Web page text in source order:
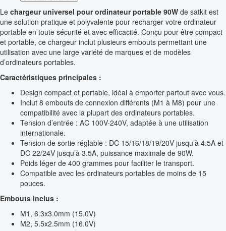
Le chargeur universel pour ordinateur portable 90W de satkit est
une solution pratique et polyvalente pour recharger votre ordinateur
portable en toute sécurité et avec efficacité. Conçu pour être compact
et portable, ce chargeur inclut plusieurs embouts permettant une
utilisation avec une large variété de marques et de modèles
d’ordinateurs portables.
Caractéristiques principales :
Design compact et portable, idéal à emporter partout avec vous.
Inclut 8 embouts de connexion différents (M1 à M8) pour une
compatibilité avec la plupart des ordinateurs portables.
Tension d’entrée : AC 100V-240V, adaptée à une utilisation
internationale.
Tension de sortie réglable : DC 15/16/18/19/20V jusqu’à 4.5A et
DC 22/24V jusqu’à 3.5A, puissance maximale de 90W.
Poids léger de 400 grammes pour faciliter le transport.
Compatible avec les ordinateurs portables de moins de 15
pouces.
Embouts inclus :
M1, 6.3x3.0mm (15.0V)
M2, 5.5x2.5mm (16.0V)